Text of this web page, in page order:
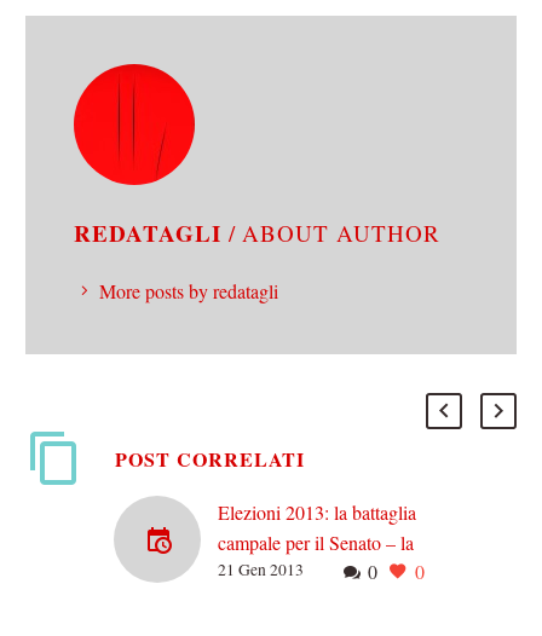
REDATAGLI / ABOUT AUTHOR
More posts by redatagli
POST CORRELATI
Elezioni 2013: la battaglia
campale per il Senato – la
Sicilia
0 0
21 Gen 2013